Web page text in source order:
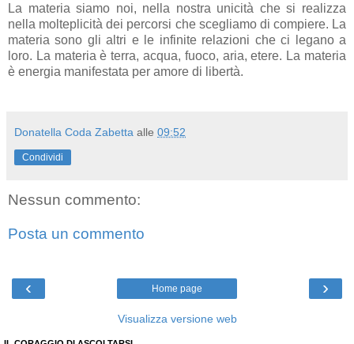
La materia siamo noi, nella nostra unicità che si realizza
nella molteplicità dei percorsi che scegliamo di compiere. La
materia sono gli altri e le infinite relazioni che ci legano a
loro. La materia è terra, acqua, fuoco, aria, etere. La materia
è energia manifestata per amore di libertà.
Donatella Coda Zabetta alle 09:52
Condividi
Nessun commento:
Posta un commento
‹ ›
Home page
Visualizza versione web